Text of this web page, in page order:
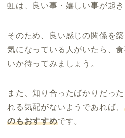
虹は、良い事・嬉しい事が起き
そのため、良い感じの関係を
気になっている人がいたら、
いか待ってみましょう。
また、知り合ったばかりだっ
れる気配がないようであれば、
のもおすすめです。